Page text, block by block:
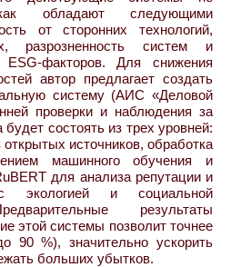
обладают следующими
от сторонних технологий,
разрозненность систем и
ESG-факторов. Для снижения
автор предлагает создать
систему (АИС «Деловой
проверки и наблюдения за
состоять из трех уровней:
источников, обработка
машинного обучения и
для анализа репутации и
экологией и социальной
результаты
этой системы позволит точнее
90 %), значительно ускорить
больших убытков.